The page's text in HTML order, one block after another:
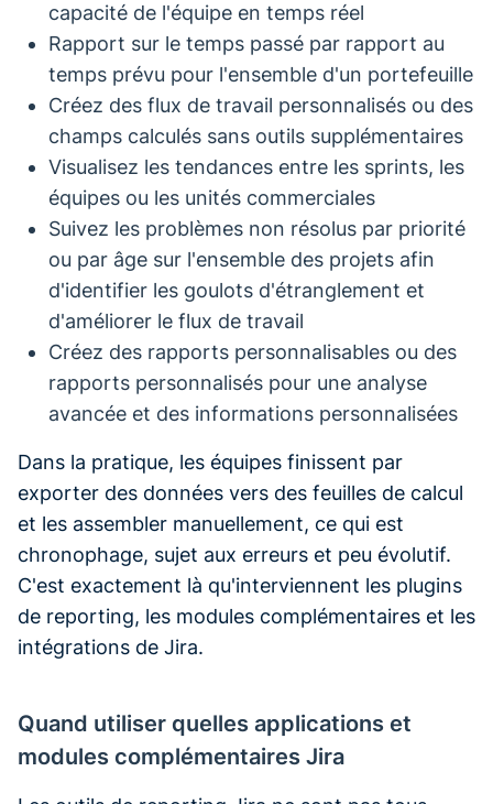
capacité de l'équipe en temps réel
Rapport sur le temps passé par rapport au
temps prévu pour l'ensemble d'un portefeuille
Créez des flux de travail personnalisés ou des
champs calculés sans outils supplémentaires
Visualisez les tendances entre les sprints, les
équipes ou les unités commerciales
Suivez les problèmes non résolus par priorité
ou par âge sur l'ensemble des projets afin
d'identifier les goulots d'étranglement et
d'améliorer le flux de travail
Créez des rapports personnalisables ou des
rapports personnalisés pour une analyse
avancée et des informations personnalisées
Dans la pratique, les équipes finissent par
exporter des données vers des feuilles de calcul
et les assembler manuellement, ce qui est
chronophage, sujet aux erreurs et peu évolutif.
C'est exactement là qu'interviennent les plugins
de reporting, les modules complémentaires et les
intégrations de Jira.
Quand utiliser quelles applications et
modules complémentaires Jira